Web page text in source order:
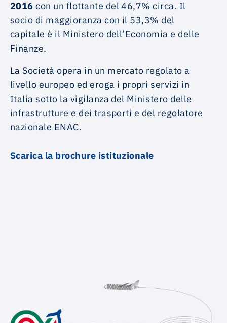
2016 con un flottante del 46,7% circa. Il
socio di maggioranza con il 53,3% del
capitale è il Ministero dell’Economia e delle
Finanze.
La Società opera in un mercato regolato a
livello europeo ed eroga i propri servizi in
Italia sotto la vigilanza del Ministero delle
infrastrutture e dei trasporti e del regolatore
nazionale ENAC.
Scarica la brochure istituzionale